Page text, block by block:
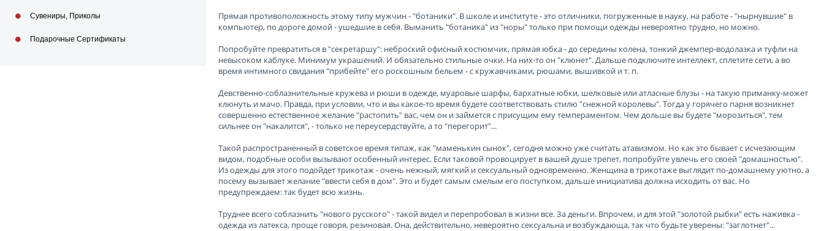
Прямая противоположность этому типу мужчин - "ботаники". В школе и институте - это отличники, погруженные в науку, на работе - "нырнувшие" в
компьютер, по дороге домой - ушедшие в себя. Выманить "ботаника" из "норы" только при помощи одежды невероятно трудно, но можно.
Попробуйте превратиться в "секретаршу": неброский офисный костюмчик, прямая юбка - до середины колена, тонкий джемпер-водолазка и туфли на
невысоком каблуке. Минимум украшений. И обязательно стильные очки. На них-то он "клюнет". Дальше подключите интеллект, сплетите сети, а во
время интимного свидания "прибейте" его роскошным бельем - с кружавчиками, рюшами, вышивкой и т. п.
Девственно-соблазнительные кружева и рюши в одежде, муаровые шарфы, бархатные юбки, шелковые или атласные блузы - на такую приманку-может
клюнуть и мачо. Правда, при условии, что и вы какое-то время будете соответствовать стилю "снежной королевы". Тогда у горячего парня возникнет
совершенно естественное желание "растопить" вас, чем он и займется с присущим ему темпераментом. Чем дольше вы будете "морозиться", тем
сильнее он "накалится", - только не переусердствуйте, а то "перегорит"...
Такой распространенный в советское время типаж, как "маменькин сынок", сегодня можно уже считать атавизмом. Но как это бывает с исчезающим
видом, подобные особи вызывают особенный интерес. Если таковой провоцирует в вашей душе трепет, попробуйте увлечь его своей "домашностью".
Из одежды для этого подойдет трикотаж - очень нежный, мягкий и сексуальный одновременно. Женщина в трикотаже выглядит по-домашнему уютно, а
посему вызывает желание "ввести себя в дом". Это и будет самым смелым его поступком, дальше инициатива должна исходить от вас. Но
предупреждаем: так будет всю жизнь.
Труднее всего соблазнить "нового русского" - такой видел и перепробовал в жизни все. За деньги. Впрочем, и для этой "золотой рыбки" есть наживка -
одежда из латекса, проще говоря, резиновая. Она, действительно, невероятно сексуальна и возбуждающа, так что будьте уверены: "заглотнет"...
Сувениры, Приколы
Подарочные Сертификаты